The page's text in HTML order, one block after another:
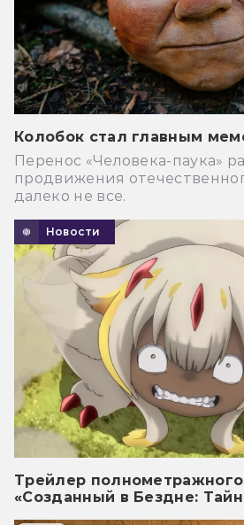
Колобок стал главным
Перенос «Человека-паука»
продвижения
далеко не все.
Новости
Трейлер
«Созданный в Бездне: